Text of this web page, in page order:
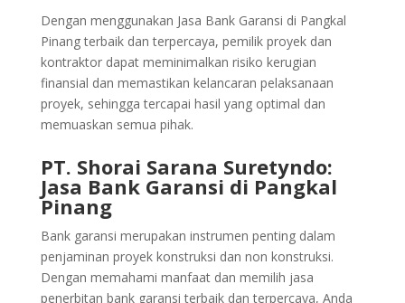
Dengan menggunakan Jasa Bank Garansi di Pangkal
Pinang terbaik dan terpercaya, pemilik proyek dan
kontraktor dapat meminimalkan risiko kerugian
finansial dan memastikan kelancaran pelaksanaan
proyek, sehingga tercapai hasil yang optimal dan
memuaskan semua pihak.
PT. Shorai Sarana Suretyndo:
Jasa Bank Garansi di Pangkal
Pinang
Bank garansi merupakan instrumen penting dalam
penjaminan proyek konstruksi dan non konstruksi.
Dengan memahami manfaat dan memilih jasa
penerbitan bank garansi terbaik dan terpercaya, Anda